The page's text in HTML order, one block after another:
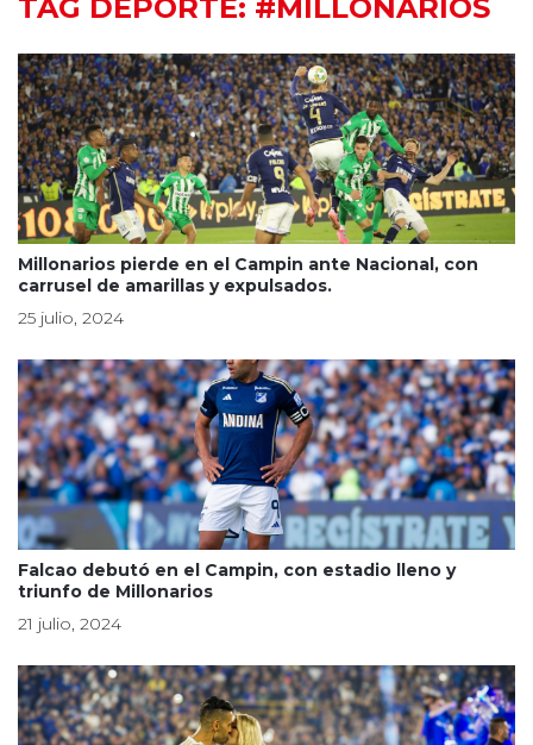
TAG DEPORTE: #MILLONARIOS
Millonarios pierde en el Campin ante Nacional, con
carrusel de amarillas y expulsados.
25 julio, 2024
Falcao debutó en el Campin, con estadio lleno y
triunfo de Millonarios
21 julio, 2024